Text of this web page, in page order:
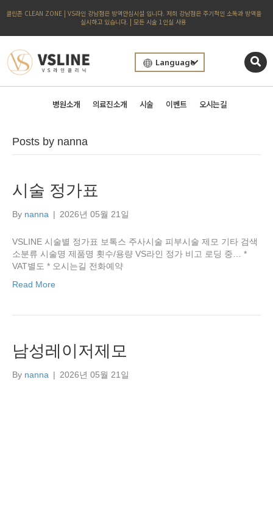
클린존 CLEAN ZONE | VS라인 강남점은 방역안심시설 입니다. 저희 강남점은 주기적인 소독과 방역을
실시하고 있습니다. | 모든 시술 1인실 사용
Language
병원소개 의료진소개 시술 이벤트 오시는길
Posts by nanna
시술 정가표
By nanna | 2026년 05월 21일
VSLINE 시술별 정가표 보톡스 주사시술 피부시술 제모 기타 검색
소분류 시술명 제품명 횟수/용량 VS라인 정가 비고 로딩 중… *
VAT별도 * 오시는길 전화예약
Read More
남성레이저제모
By nanna | 2026년 05월 21일